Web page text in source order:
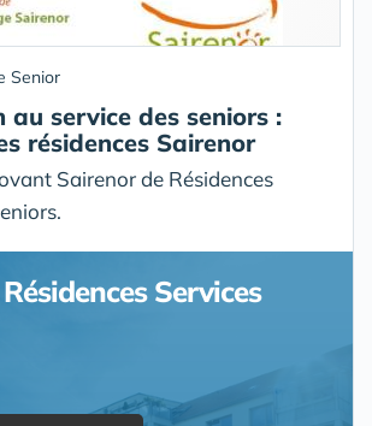
Senior
au service des seniors :
résidences Sairenor
Sairenor de Résidences
Services